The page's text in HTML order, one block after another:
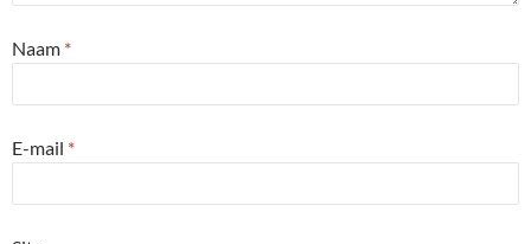
Naam *
E-mail *